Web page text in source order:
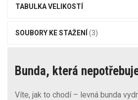
TABULKA VELIKOSTÍ
SOUBORY KE STAŽENÍ (3)
Bunda, která
Víte, jak to chodí – levná bunda